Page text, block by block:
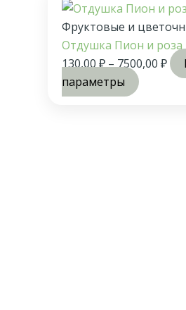
Фруктовые и
Отдушка Пион и роза
130,00₽–7500,00 ₽
параметры